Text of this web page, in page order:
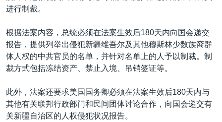
进行制裁。
根据法案内容，总统必须在法案生效后180天内向国会递交
报告，提供列举出侵犯新疆维吾尔及其他穆斯林少数族裔群
体人权的中共官员的名单，并针对名单上的人予以制裁。制
裁方式包括冻结资产、禁止入境、吊销签证等。
此外，法案还要求美国国务卿必须在法案生效后180天内与
其他有关联邦行政部门和民间团体讨论合作，向国会递交有
关新疆自治区的人权侵犯状况报告。